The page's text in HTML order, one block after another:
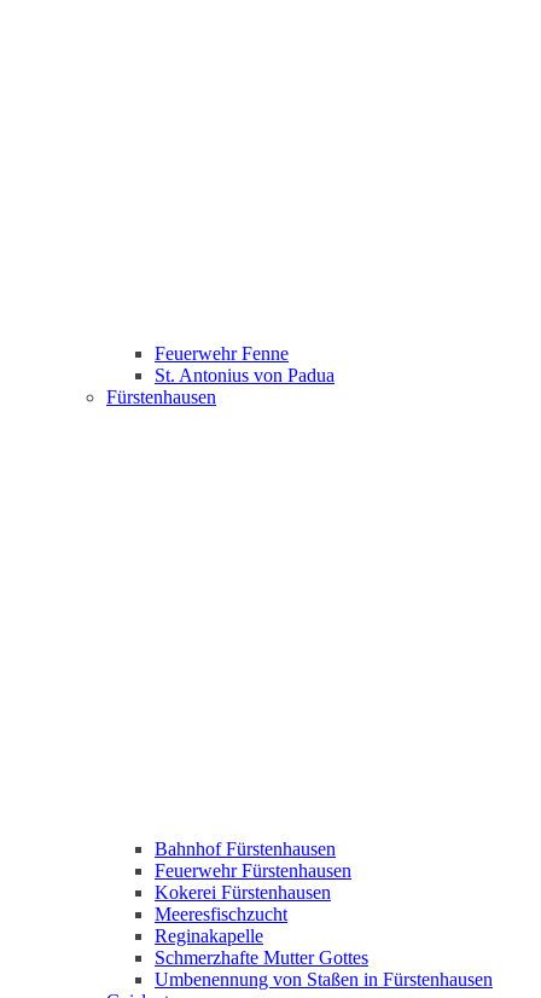
Feuerwehr Fenne
St. Antonius von Padua
Fürstenhausen
Bahnhof Fürstenhausen
Feuerwehr Fürstenhausen
Kokerei Fürstenhausen
Meeresfischzucht
Reginakapelle
Schmerzhafte Mutter Gottes
Umbenennung von Staßen in Fürstenhausen